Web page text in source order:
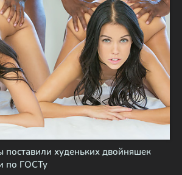
поставили худеньких двойняшек
по ГОСТу